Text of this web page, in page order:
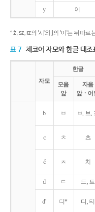
y 이
* ż, sz, rz의 '시'와 j의 '이'는 뒤따
표 7 체코어 자모와 한글 대조
자모
한글
모음
앞
자음
앞ㆍ어
b ㅂ ㅂ, 브,
c ㅊ 츠
č ㅊ 치
d ㄷ 드, 트
d' 디* 디, 티